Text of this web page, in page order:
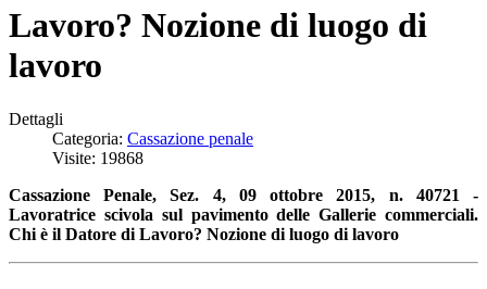
Lavoro? Nozione di luogo di
lavoro
Dettagli
Categoria: Cassazione penale
Visite: 19868
Cassazione Penale, Sez. 4, 09 ottobre 2015, n. 40721 -
Lavoratrice scivola sul pavimento delle Gallerie commerciali.
Chi è il Datore di Lavoro? Nozione di luogo di lavoro